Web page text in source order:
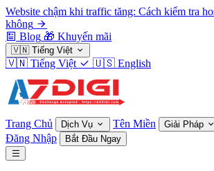
Website chậm khi traffic tăng: Cách kiểm tra
không
Blog 🎁 Khuyến mãi
🇻🇳 Tiếng Việt
🇻🇳 Tiếng Việt 🇺🇸 English
Trang Chủ Dịch Vụ Tên Miền Giải Pháp
Đăng Nhập Bắt Đầu Ngay